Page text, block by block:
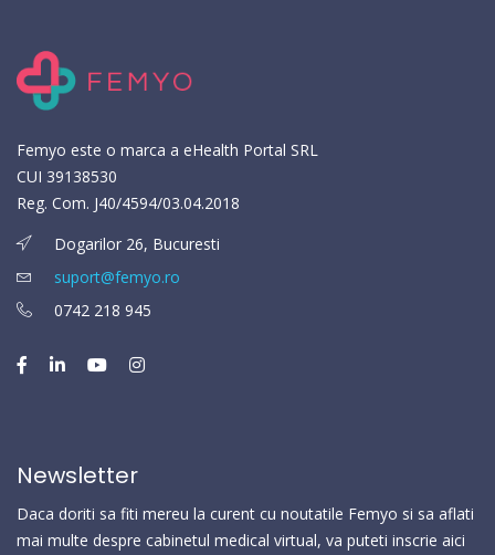
Femyo este o marca a eHealth Portal SRL
CUI 39138530
Reg. Com. J40/4594/03.04.2018
Dogarilor 26, Bucuresti
suport@femyo.ro
0742 218 945
Newsletter
Daca doriti sa fiti mereu la curent cu noutatile Femyo si sa aflati
mai multe despre cabinetul medical virtual, va puteti inscrie aici